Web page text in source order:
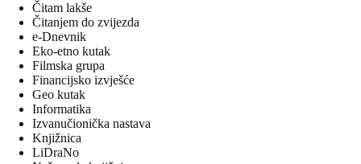
Čitam lakše
Čitanjem do zvijezda
e-Dnevnik
Eko-etno kutak
Filmska grupa
Financijsko izvješće
Geo kutak
Informatika
Izvanučionička nastava
Knjižnica
LiDraNo